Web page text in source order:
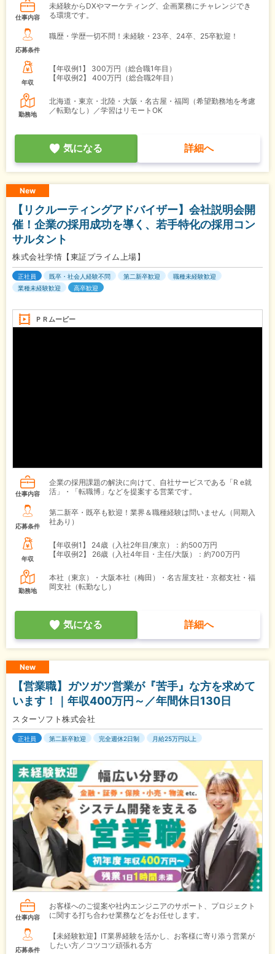
仕事内容
未経験からDXやマーケティング、企画業務にチャレンジでき
る環境です。
応募条件
職歴・学歴一切不問！未経験・23卒、24卒、25卒歓迎！
年収
【年収例1】
300万円（総合職1年目）
【年収例2】
400万円（総合職2年目）
勤務地
北海道・東京・北陸・大阪・名古屋・福岡（希望勤務地を考慮
／転勤なし）／学習はリモートOK
気になる 詳細へ
New
【リクルーティングアドバイザー】会社説明会開
催！企業の採用成功を導く、若手特化の採用コン
サルタント
株式会社学情【東証プライム上場】
正社員 既卒・社会人経験不問 第二新卒歓迎
職種未経験歓迎
業種未経験歓迎
高卒歓迎
ＰＲムービー
仕事内容
企業の採用課題の解決に向けて、自社サービスである「R e就
活」・「転職博」などを提案する営業です。
応募条件
第二新卒・既卒も歓迎！業界＆職種経験は問いません（同期入
社あり）
年収
【年収例1】
24歳（入社2年目/東京）：約500万円
【年収例2】
26歳（入社4年目・主任/大阪）：約700万円
勤務地
本社（東京）・大阪本社（梅田）・名古屋支社・京都支社・福
岡支社（転勤なし）
気になる 詳細へ
New
【営業職】ガツガツ営業が『苦手』な方を求めて
います！｜年収400万円～／年間休日130日
スターソフト株式会社
正社員 第二新卒歓迎 完全週休2日制 月給25万円以上
仕事内容
お客様へのご提案や社内エンジニアのサポート、プロジェクト
に関する打ち合わせ業務などをお任せします。
応募条件
【未経験歓迎】IT業界経験を活かし、お客様に寄り添う営業が
したい方／コツコツ頑張れる方